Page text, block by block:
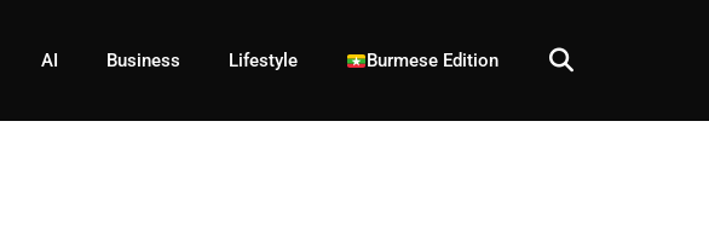
AI Business Lifestyle Burmese Edition